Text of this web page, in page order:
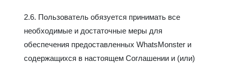
2.6. Пользователь обязуется принимать все
необходимые и достаточные меры для
обеспечения предоставленных WhatsMonster и
содержащихся в настоящем Соглашении и (или)